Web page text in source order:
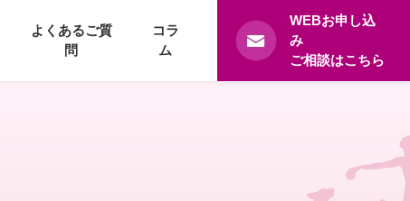
よくあるご質
問
コラ
ム
WEBお申し込
み
ご相談はこちら